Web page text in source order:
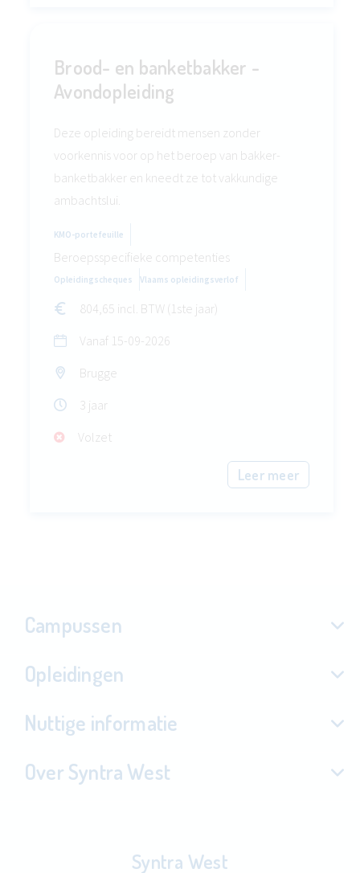
Brood- en banketbakker -
Avondopleiding
Deze opleiding bereidt mensen zonder
voorkennis voor op het beroep van bakker-
banketbakker en kneedt ze tot vakkundige
ambachtslui.
KMO-portefeuille
Beroepsspecifieke competenties
Opleidingscheques Vlaams opleidingsverlof
804,65 incl. BTW (1ste jaar)
Vanaf 15-09-2026
Brugge
3 jaar
Volzet
Leer meer
Campussen
Opleidingen
Nuttige informatie
Over Syntra West
Syntra West